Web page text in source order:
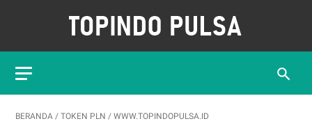
BERANDA / TOKEN PLN / WWW.TOPINDOPULSA.ID